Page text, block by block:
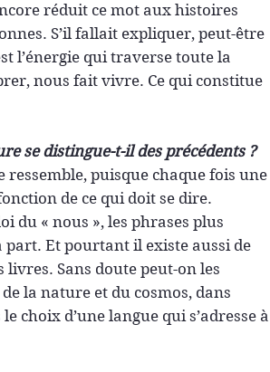
réduit ce mot aux histoires
S’il fallait expliquer, peut-être
l’énergie qui traverse toute la
nous fait vivre. Ce qui constitue
se distingue-t-il des précédents ?
ressemble, puisque chaque fois une
de ce qui doit se dire.
du « nous », les phrases plus
Et pourtant il existe aussi de
Sans doute peut-on les
la nature et du cosmos, dans
choix d’une langue qui s’adresse à